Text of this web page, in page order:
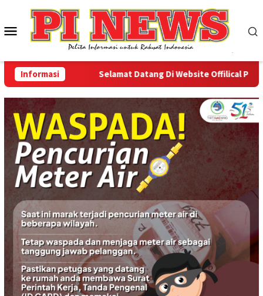
konten
Menu
Mobile
Informasi Selamat Datang Di Website Offilical PI-